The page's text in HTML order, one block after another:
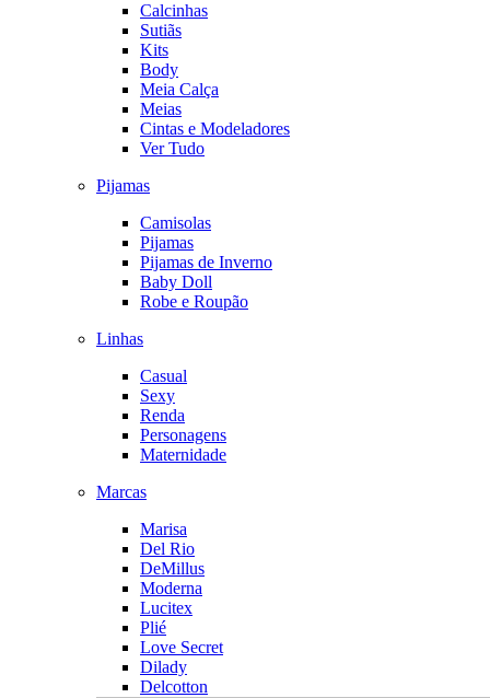
Calcinhas
Sutiãs
Kits
Body
Meia Calça
Meias
Cintas e Modeladores
Ver Tudo
Pijamas
Camisolas
Pijamas
Pijamas de Inverno
Baby Doll
Robe e Roupão
Linhas
Casual
Sexy
Renda
Personagens
Maternidade
Marcas
Marisa
Del Rio
DeMillus
Moderna
Lucitex
Plié
Love Secret
Dilady
Delcotton